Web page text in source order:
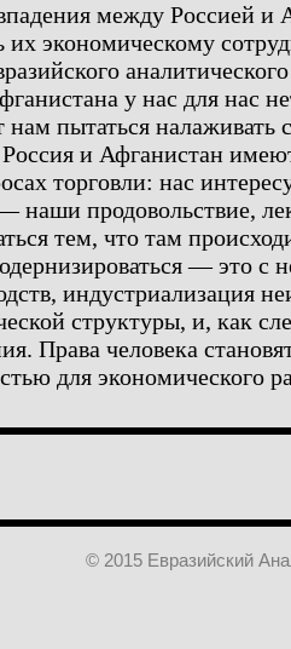
между Россией и
их экономическому
у нас для нас
нам пытаться
и Афганистан
торговли: нас
наши продовольствие,
тем, что там
— это с
индустриализация
структуры, и, как
Права человека
для экономического
© 2015 Евразийский